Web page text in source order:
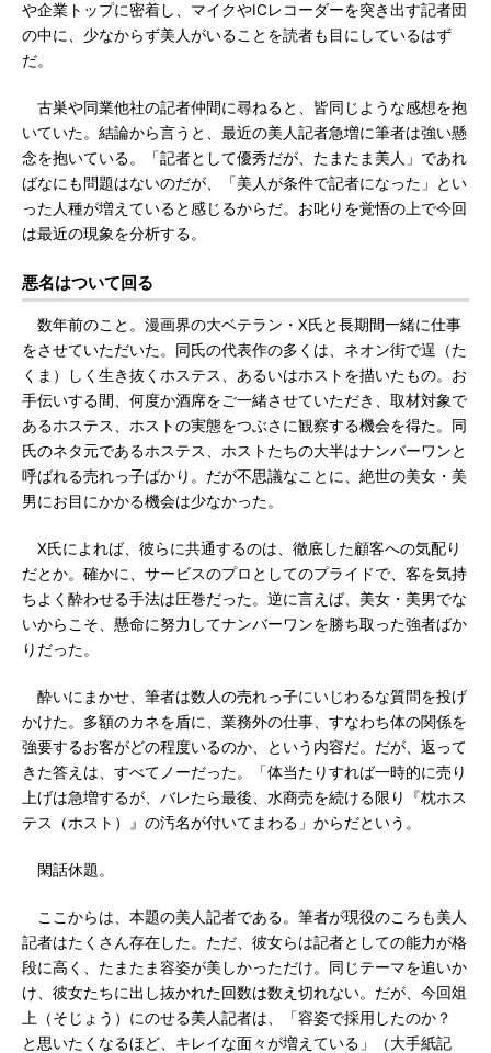
や企業トップに密着し、マイクやICレコーダーを突き出す記者団
の中に、少なからず美人がいることを読者も目にしているはず
だ。
古巣や同業他社の記者仲間に尋ねると、皆同じような感想を抱
いていた。結論から言うと、最近の美人記者急増に筆者は強い懸
念を抱いている。「記者として優秀だが、たまたま美人」であれ
ばなにも問題はないのだが、「美人が条件で記者になった」とい
った人種が増えていると感じるからだ。お叱りを覚悟の上で今回
は最近の現象を分析する。
悪名はついて回る
数年前のこと。漫画界の大ベテラン・X氏と長期間一緒に仕事
をさせていただいた。同氏の代表作の多くは、ネオン街で逞（た
くま）しく生き抜くホステス、あるいはホストを描いたもの。お
手伝いする間、何度か酒席をご一緒させていただき、取材対象で
あるホステス、ホストの実態をつぶさに観察する機会を得た。同
氏のネタ元であるホステス、ホストたちの大半はナンバーワンと
呼ばれる売れっ子ばかり。だが不思議なことに、絶世の美女・美
男にお目にかかる機会は少なかった。
X氏によれば、彼らに共通するのは、徹底した顧客への気配り
だとか。確かに、サービスのプロとしてのプライドで、客を気持
ちよく酔わせる手法は圧巻だった。逆に言えば、美女・美男でな
いからこそ、懸命に努力してナンバーワンを勝ち取った強者ばか
りだった。
酔いにまかせ、筆者は数人の売れっ子にいじわるな質問を投げ
かけた。多額のカネを盾に、業務外の仕事、すなわち体の関係を
強要するお客がどの程度いるのか、という内容だ。だが、返って
きた答えは、すべてノーだった。「体当たりすれば一時的に売り
上げは急増するが、バレたら最後、水商売を続ける限り『枕ホス
テス（ホスト）』の汚名が付いてまわる」からだという。
閑話休題。
ここからは、本題の美人記者である。筆者が現役のころも美人
記者はたくさん存在した。ただ、彼女らは記者としての能力が格
段に高く、たまたま容姿が美しかっただけ。同じテーマを追いか
け、彼女たちに出し抜かれた回数は数え切れない。だが、今回俎
上（そじょう）にのせる美人記者は、「容姿で採用したのか？
と思いたくなるほど、キレイな面々が増えている」（大手紙記